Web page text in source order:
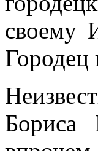
своему
Городец
Бориса